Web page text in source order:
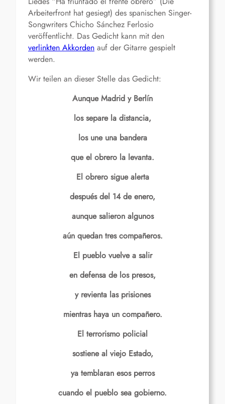
Arbeiterfront hat gesiegt) des spanischen Singer-
Songwriters Chicho Sánchez Ferlosio
veröffentlicht. Das Gedicht kann mit den
verlinkten Akkorden auf der Gitarre gespielt
werden.
Wir teilen an dieser Stelle das Gedicht:
Aunque Madrid y Berlín
los separe la distancia,
los une una bandera
que el obrero la levanta.
El obrero sigue alerta
después del 14 de enero,
aunque salieron algunos
aún quedan tres compañeros.
El pueblo vuelve a salir
en defensa de los presos,
y revienta las prisiones
mientras haya un compañero.
El terrorismo policial
sostiene al viejo Estado,
ya temblaran esos perros
cuando el pueblo sea gobierno.